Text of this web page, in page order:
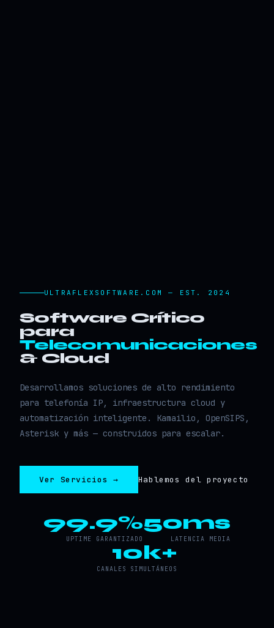
ULTRAFLEXSOFTWARE.COM — EST. 2024
Software Crítico
para
Telecomunicaciones
& Cloud
Desarrollamos soluciones de alto rendimiento
para telefonía IP, infraestructura cloud y
automatización inteligente. Kamailio, OpenSIPS,
Asterisk y más — construidos para escalar.
Ver Servicios → Hablemos del proyecto
99.9%
UPTIME GARANTIZADO
50ms
LATENCIA MEDIA
10k+
CANALES SIMULTÁNEOS